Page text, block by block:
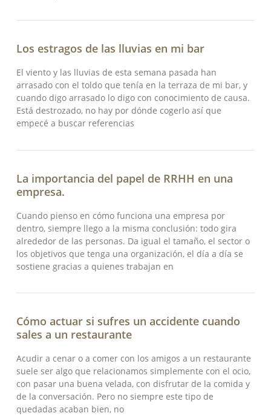
Los estragos de las lluvias en mi bar
El viento y las lluvias de esta semana pasada han
arrasado con el toldo que tenía en la terraza de mi bar, y
cuando digo arrasado lo digo con conocimiento de causa.
Está destrozado, no hay por dónde cogerlo así que
empecé a buscar referencias
La importancia del papel de RRHH en una
empresa.
Cuando pienso en cómo funciona una empresa por
dentro, siempre llego a la misma conclusión: todo gira
alrededor de las personas. Da igual el tamaño, el sector o
los objetivos que tenga una organización, el día a día se
sostiene gracias a quienes trabajan en
Cómo actuar si sufres un accidente cuando
sales a un restaurante
Acudir a cenar o a comer con los amigos a un restaurante
suele ser algo que relacionamos simplemente con el ocio,
con pasar una buena velada, con disfrutar de la comida y
de la conversación. Pero no siempre este tipo de
quedadas acaban bien, no